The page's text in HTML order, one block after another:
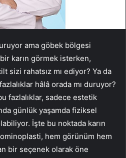
ama göbek bölgesi
karın görmek isterken,
sizi rahatsız mı ediyor? Ya da
hâlâ orada mı duruyor?
fazlalıklar, sadece estetik
günlük yaşamda fiziksel
İşte bu noktada karın
hem görünüm hem
bir seçenek olarak öne